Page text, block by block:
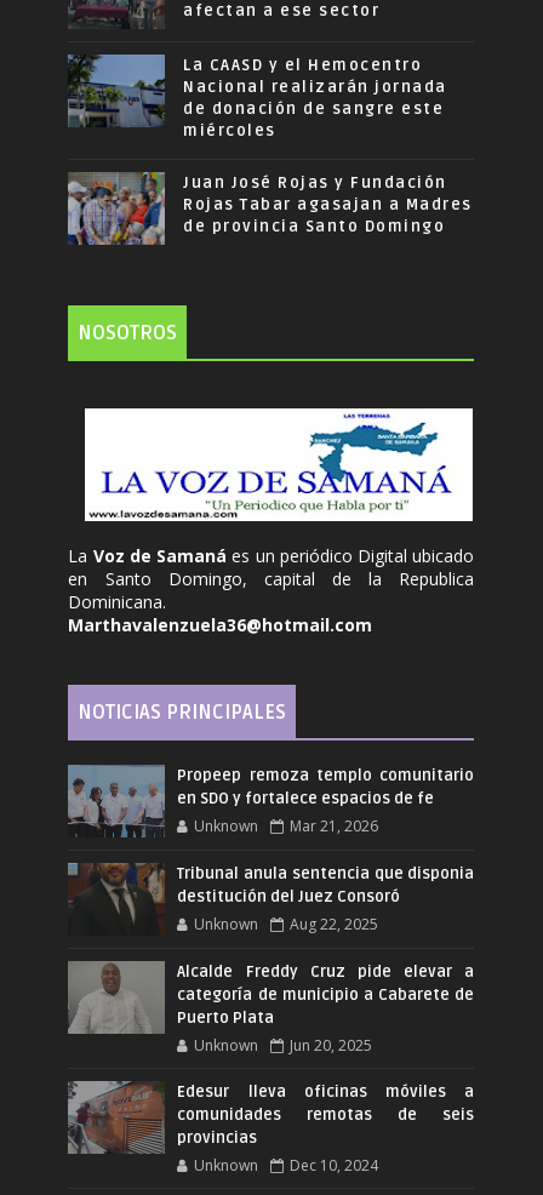
afectan a ese sector
La CAASD y el Hemocentro
Nacional realizarán jornada
de donación de sangre este
miércoles
Juan José Rojas y Fundación
Rojas Tabar agasajan a Madres
de provincia Santo Domingo
NOSOTROS
La Voz de Samanáes un periódico Digital ubicado
en Santo Domingo, capital de la Republica
Dominicana.
Marthavalenzuela36@hotmail.com
NOTICIAS PRINCIPALES
Propeep remoza templo comunitario
en SDO y fortalece espacios de fe
Unknown Mar 21, 2026
Tribunal anula sentencia que disponia
destitución del Juez Consoró
Unknown Aug 22, 2025
Alcalde Freddy Cruz pide elevar a
categoría de municipio a Cabarete de
Puerto Plata
Unknown Jun 20, 2025
Edesur lleva oficinas móviles a
comunidades remotas de seis
provincias
Unknown Dec 10, 2024